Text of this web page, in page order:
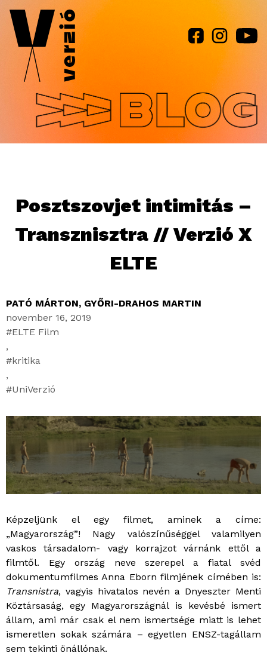
Jump to navigation
Posztszovjet intimitás –
Transznisztra // Verzió X
ELTE
PATÓ MÁRTON, GYŐRI-DRAHOS MARTIN
november 16, 2019
ELTE Film
,
kritika
,
UniVerzió
Képzeljünk el egy filmet, aminek a címe:
„Magyarország”! Nagy valószínűséggel valamilyen
vaskos társadalom- vagy korrajzot várnánk ettől a
filmtől. Egy ország neve szerepel a fiatal svéd
dokumentumfilmes Anna Eborn filmjének címében is:
Transnistra, vagyis hivatalos nevén a Dnyeszter Menti
Köztársaság, egy Magyarországnál is kevésbé ismert
állam, ami már csak el nem ismertsége miatt is lehet
ismeretlen sokak számára – egyetlen ENSZ-tagállam
sem tekinti önállónak.